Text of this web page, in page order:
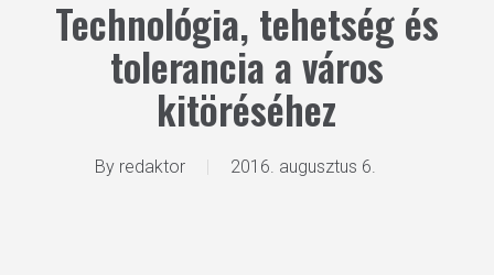
Technológia, tehetség és
tolerancia a város
kitöréséhez
By redaktor 2016. augusztus 6.